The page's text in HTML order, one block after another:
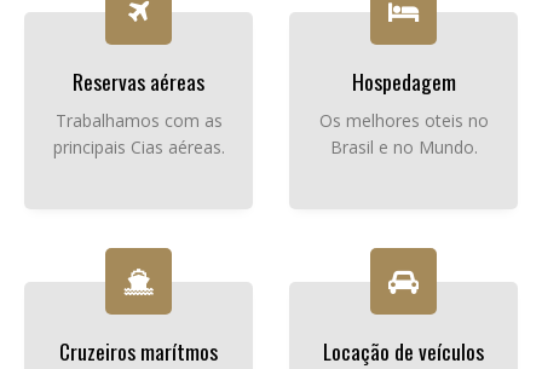
Reservas aéreas
Trabalhamos com as
principais Cias aéreas.
Hospedagem
Os melhores oteis no
Brasil e no Mundo.
Cruzeiros marítmos Locação de veículos